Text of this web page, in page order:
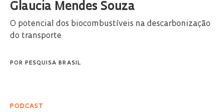
Glaucia Mendes Souza
O potencial dos biocombustíveis na descarbonização
do transporte
POR PESQUISA BRASIL
PODCAST